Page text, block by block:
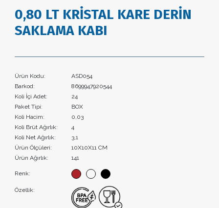
0,80 LT KRİSTAL KARE DERİN
SAKLAMA KABI
Ürün Kodu:
ASD054
Barkod:
8699947920544
Koli İçi Adet:
24
Paket Tipi:
BOX
Koli Hacim:
0,03
Koli Brüt Ağırlık:
4
Koli Net Ağırlık:
3,1
Ürün Ölçüleri:
10X10X11 CM
Ürün Ağırlık:
141
Renk:
Özellik: